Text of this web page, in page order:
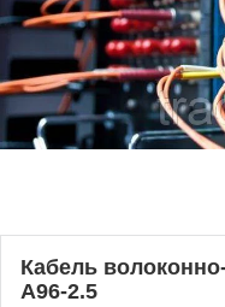
Кабель
А96-2.5